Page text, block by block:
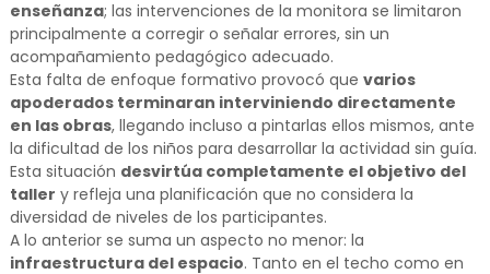
enseñanza; las intervenciones de la monitora se limitaron
principalmente a corregir o señalar errores, sin un
acompañamiento pedagógico adecuado.
Esta falta de enfoque formativo provocó que varios
apoderados terminaran interviniendo directamente
en las obras, llegando incluso a pintarlas ellos mismos, ante
la dificultad de los niños para desarrollar la actividad sin guía.
Esta situación desvirtúa completamente el objetivo del
taller y refleja una planificación que no considera la
diversidad de niveles de los participantes.
A lo anterior se suma un aspecto no menor: la
infraestructura del espacio. Tanto en el techo como en